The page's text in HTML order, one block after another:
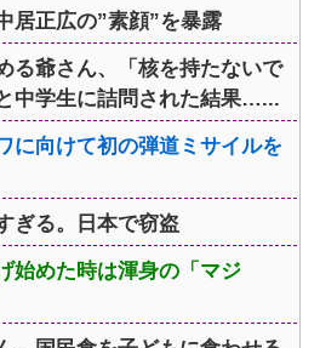
居正広の”素顔”を暴露
る爺さん、「核を持たないで
中学生に詰問された結果…...
に向けて初の弾道ミサイルを
ぎる。日本で窃盗
始めた時は渾身の「マジ